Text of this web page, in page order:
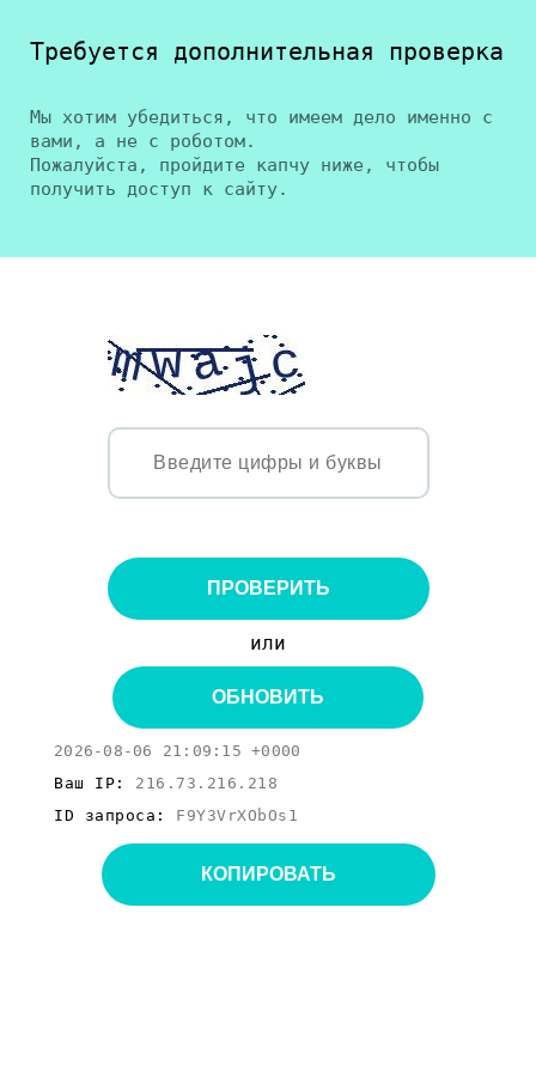
Требуется дополнительная проверка
Мы хотим убедиться, что имеем дело именно с
вами, а не с роботом.
Пожалуйста, пройдите капчу ниже, чтобы
получить доступ к сайту.
ПРОВЕРИТЬ
или
ОБНОВИТЬ
2026-08-06 21:09:15 +0000
Ваш IP: 216.73.216.218
ID запроса: F9Y3VrXObOs1
КОПИРОВАТЬ